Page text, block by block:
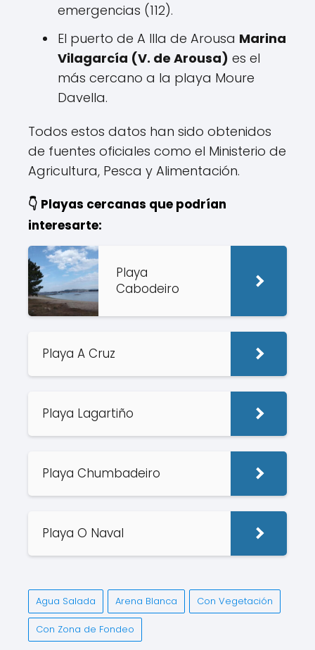
emergencias (112).
El puerto de A Illa de Arousa Marina
Vilagarcía (V. de Arousa) es el
más cercano a la playa Moure
Davella.
Todos estos datos han sido obtenidos
de fuentes oficiales como el Ministerio de
Agricultura, Pesca y Alimentación.
👇 Playas cercanas que podrían
interesarte:
Playa
Cabodeiro
Playa A Cruz
Playa Lagartiño
Playa Chumbadeiro
Playa O Naval
Agua Salada Arena Blanca Con Vegetación
Con Zona de Fondeo